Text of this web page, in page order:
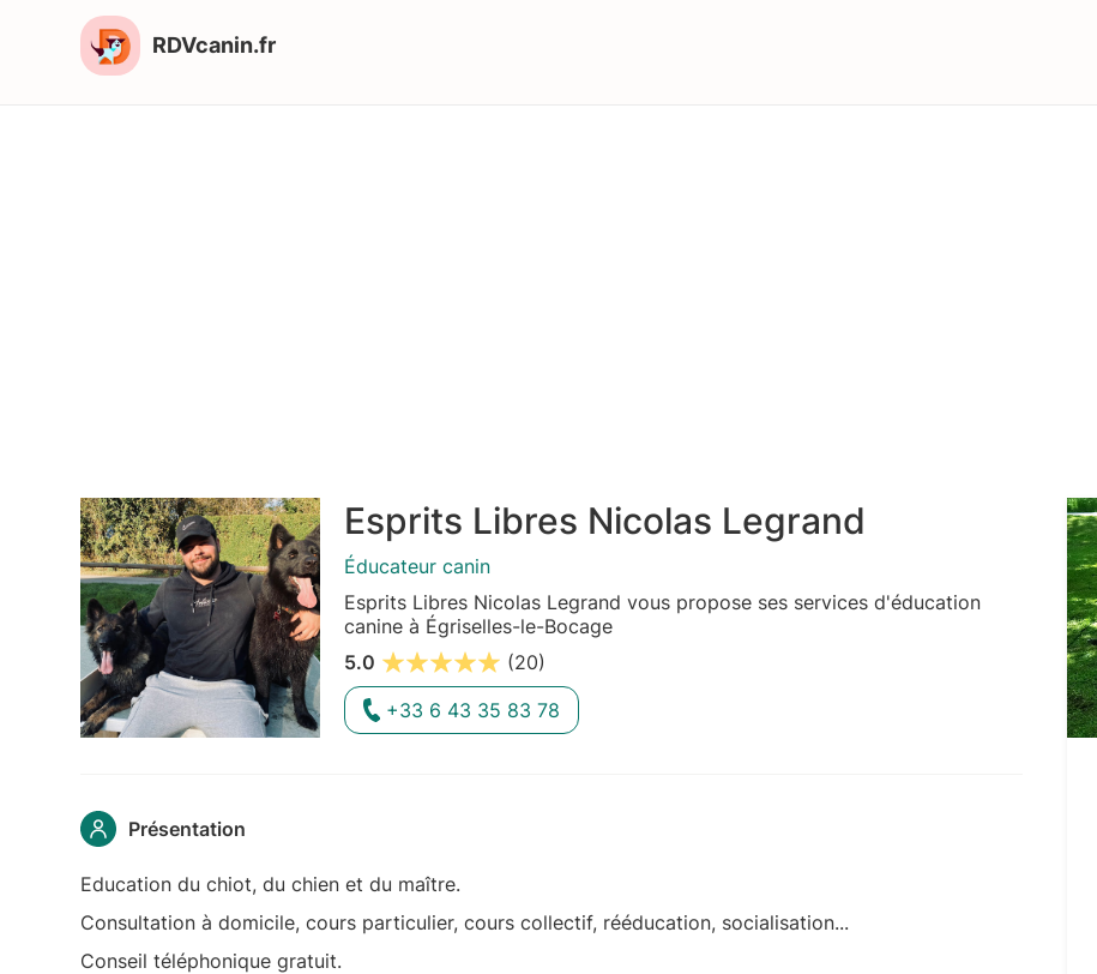
RDVcanin.fr
Esprits Libres Nicolas Legrand
Éducateur canin
Esprits Libres Nicolas Legrand vous propose ses services d'éducation
canine à Égriselles-le-Bocage
5.0
(20)
+33 6 43 35 83 78
Présentation
Education du chiot, du chien et du maître.
Consultation à domicile, cours particulier, cours collectif, rééducation, socialisation...
Conseil téléphonique gratuit.